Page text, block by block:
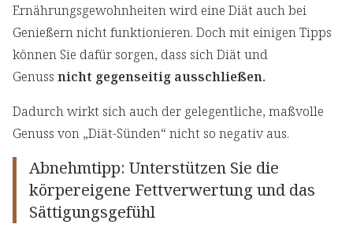
Ernährungsgewohnheiten wird eine Diät auch bei
Genießern nicht funktionieren. Doch mit einigen Tipps
können Sie dafür sorgen, dass sich Diät und
Genuss nicht gegenseitig ausschließen.
Dadurch wirkt sich auch der gelegentliche, maßvolle
Genuss von „Diät-Sünden“ nicht so negativ aus.
Abnehmtipp: Unterstützen Sie die
körpereigene Fettverwertung und das
Sättigungsgefühl